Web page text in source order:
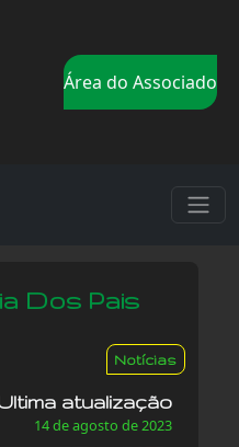
Área do Associado
Dos Pais
Notícias
atualização
14 de agosto de 2023